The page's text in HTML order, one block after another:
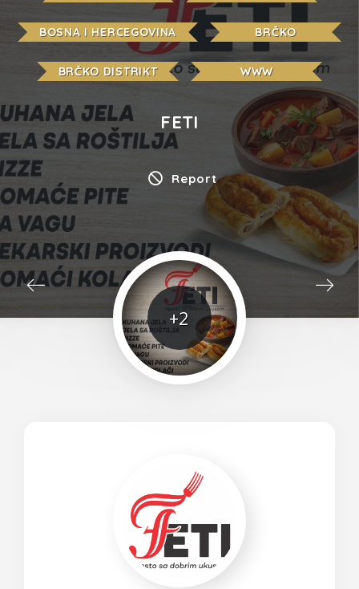
BOSNA I HERCEGOVINA BRČKO
BRČKO DISTRIKT WWW
FETI
Report
+2